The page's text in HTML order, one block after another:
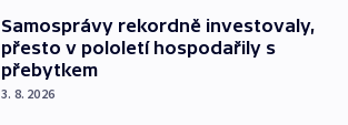
Samosprávy rekordně investovaly,
přesto v pololetí hospodařily s
přebytkem
3. 8. 2026